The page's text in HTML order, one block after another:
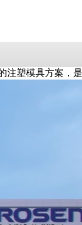
塑模具方案，